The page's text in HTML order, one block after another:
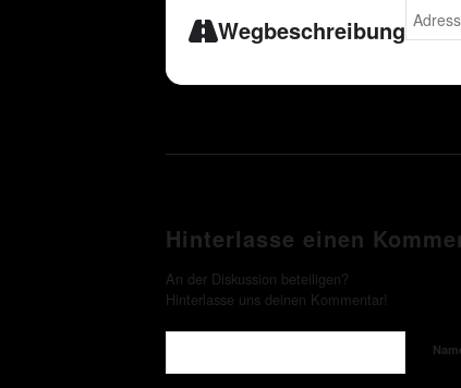
Wegbeschreibung
Hinterlasse einen
An der Diskussion beteiligen?
Hinterlasse uns deinen Kommentar!